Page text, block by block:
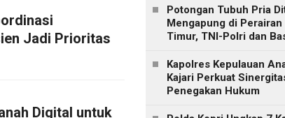
Jadi Prioritas
Digital untuk
Potongan Tubuh Pria
Mengapung di Perairan
Timur, TNI-Polri dan
Kapolres Kepulauan
Kajari Perkuat
Penegakan Hukum